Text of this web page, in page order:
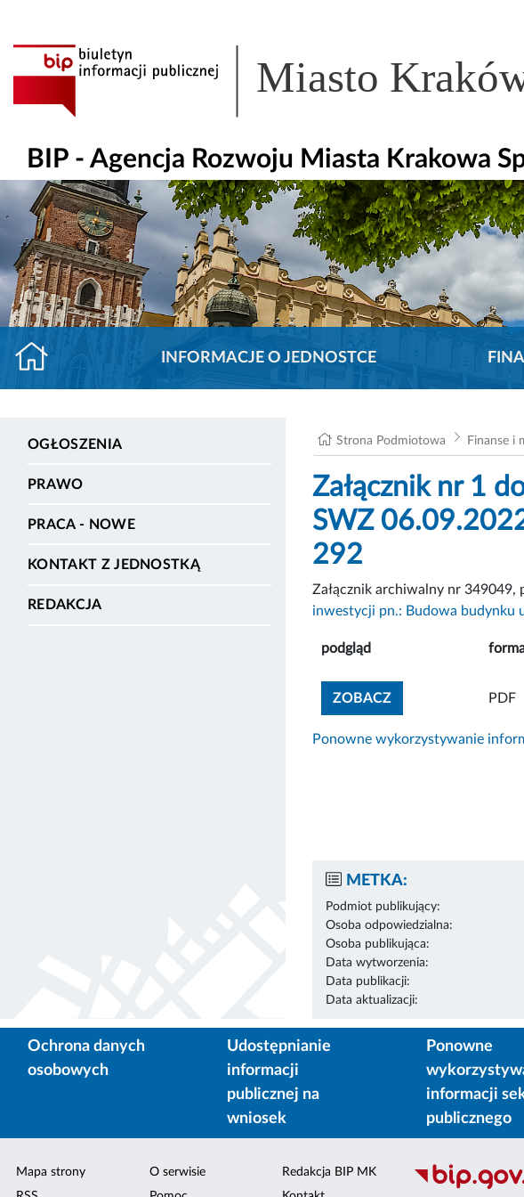
Miasto
BIP - Agencja Rozwoju Miasta Krakowa
INFORMACJE O JEDNOSTCE
OGŁOSZENIA
PRAWO
PRACA - NOWE
KONTAKT Z JEDNOSTKĄ
REDAKCJA
Strona Podmiotowa Finanse i
Załącznik nr 1
SWZ
292
Załącznik archiwalny nr
inwestycji pn.: Budowa budynku
podgląd
ZOBACZZOBACZ PDF
Ponowne wykorzystywanie
METKA:
Podmiot publikujący:
Osoba odpowiedzialna:
Osoba publikująca:
Data wytworzenia:
Data publikacji:
Data aktualizacji:
Ochrona danych
osobowych
Udostępnianie
informacji
publicznej na
wniosek
Ponowne
informacji
publicznego
Mapa strony
O serwisie
Redakcja BIP MK